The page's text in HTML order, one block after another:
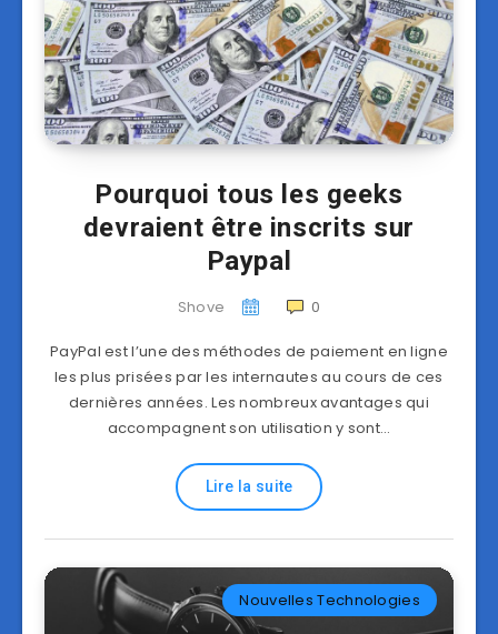
Pourquoi tous les geeks
devraient être inscrits sur
Paypal
Shove 0
PayPal est l’une des méthodes de paiement en ligne
les plus prisées par les internautes au cours de ces
dernières années. Les nombreux avantages qui
accompagnent son utilisation y sont…
Lire la suite
Nouvelles Technologies